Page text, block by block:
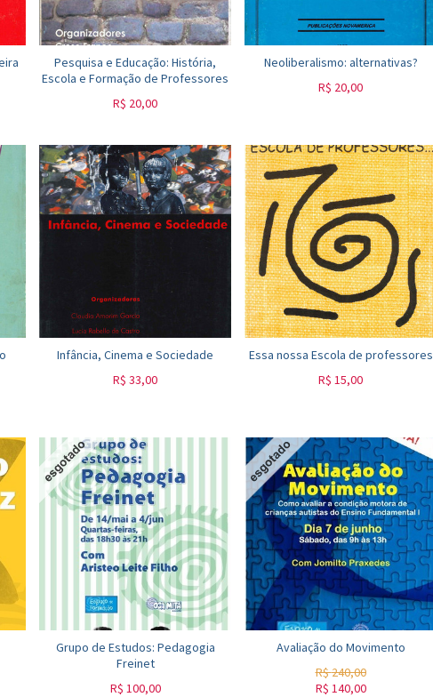
Pesquisa e Educação: História,
Escola e Formação de Professores
R$ 20,00
Neoliberalismo: alternativas?
R$ 20,00
Infância, Cinema e Sociedade
R$ 33,00
Essa nossa Escola de professores
R$ 15,00
Grupo de Estudos: Pedagogia
Freinet
R$ 100,00
Avaliação do Movimento
R$240,00
R$ 140,00